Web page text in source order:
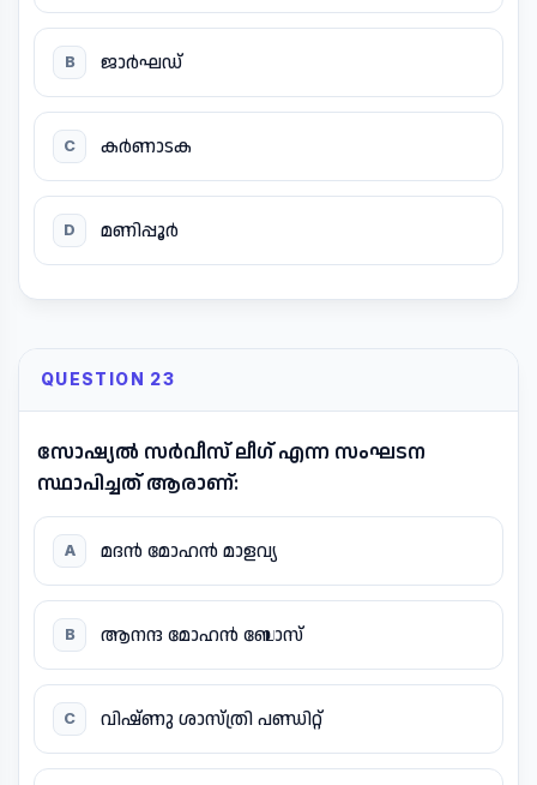
B ജാർഘഡ്
C കർണാടക
D മണിപ്പൂർ
QUESTION 23
സോഷ്യൽ സർവീസ് ലീഗ് എന്ന സംഘടന
സ്ഥാപിച്ചത് ആരാണ്:
A മദൻ മോഹൻ മാളവ്യ
B ആനന്ദ മോഹൻ ബോസ്
C വിഷ്ണു ശാസ്ത്രി പണ്ഡിറ്റ്‌